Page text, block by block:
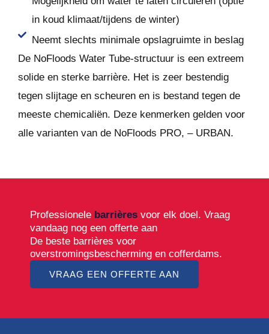
in koud klimaat/tijdens de winter)
Neemt slechts minimale opslagruimte in beslag
De NoFloods Water Tube-structuur is een extreem
solide en sterke barrière. Het is zeer bestendig
tegen slijtage en scheuren en is bestand tegen de
meeste chemicaliën. Deze kenmerken gelden voor
alle varianten van de NoFloods PRO, – URBAN.
Professionele barrières voor elk doel. Vraag
vandaag nog een offerte aan
De beste barrières voor
overstromingsbescherming en cofferdams.
VRAAG EEN OFFERTE AAN